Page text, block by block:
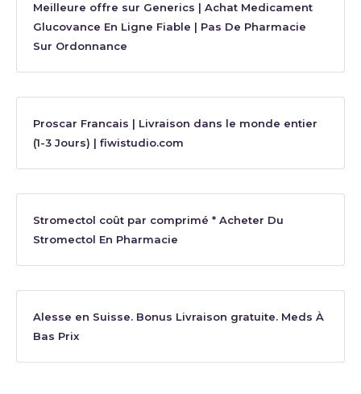
Meilleure offre sur Generics | Achat Medicament
Glucovance En Ligne Fiable | Pas De Pharmacie
Sur Ordonnance
Proscar Francais | Livraison dans le monde entier
(1-3 Jours) | fiwistudio.com
Stromectol coût par comprimé * Acheter Du
Stromectol En Pharmacie
Alesse en Suisse. Bonus Livraison gratuite. Meds À
Bas Prix